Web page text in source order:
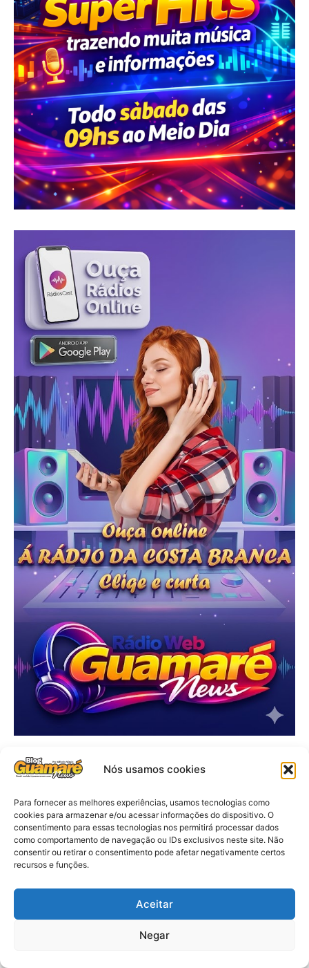
Nós usamos cookies
Para fornecer as melhores experiências, usamos tecnologias como
cookies para armazenar e/ou acessar informações do dispositivo. O
consentimento para essas tecnologias nos permitirá processar dados
como comportamento de navegação ou IDs exclusivos neste site. Não
consentir ou retirar o consentimento pode afetar negativamente certos
recursos e funções.
Aceitar
Negar